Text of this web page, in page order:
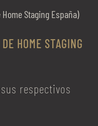
Staging España)
HOME STAGING
respectivos